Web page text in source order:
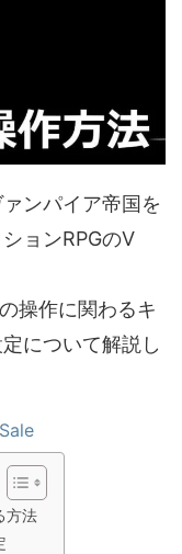
ンパイア帝国を
ョンRPGのV
操作に関わるキ
について解説し
方法